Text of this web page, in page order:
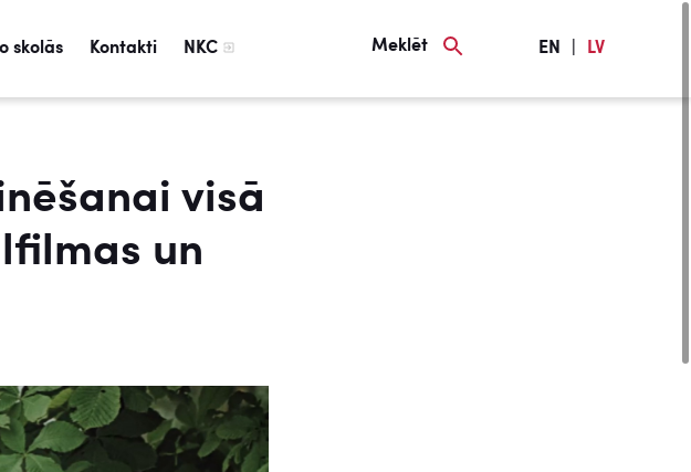
skolās Kontakti NKC Meklēt EN LV
visā
un